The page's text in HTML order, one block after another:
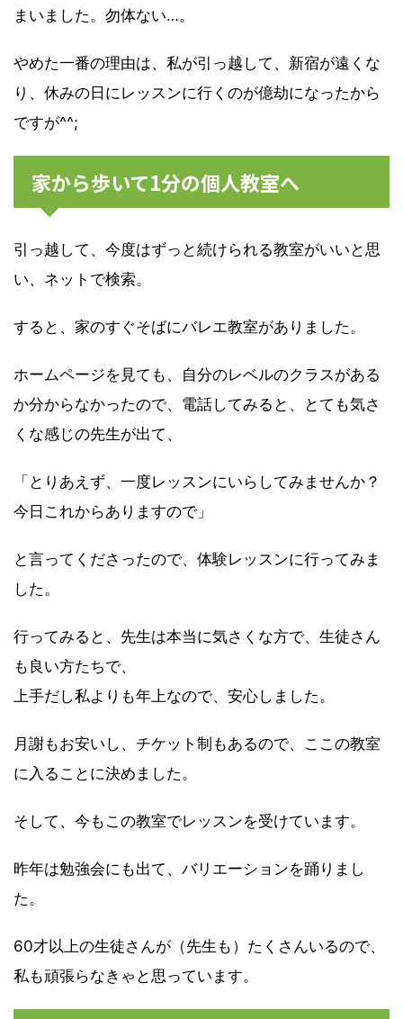
まいました。勿体ない…。
やめた一番の理由は、私が引っ越して、新宿が遠くな
り、休みの日にレッスンに行くのが億劫になったから
ですが^^;
家から歩いて1分の個人教室へ
引っ越して、今度はずっと続けられる教室がいいと思
い、ネットで検索。
すると、家のすぐそばにバレエ教室がありました。
ホームページを見ても、自分のレベルのクラスがある
か分からなかったので、電話してみると、とても気さ
くな感じの先生が出て、
「とりあえず、一度レッスンにいらしてみませんか？
今日これからありますので」
と言ってくださったので、体験レッスンに行ってみま
した。
行ってみると、先生は本当に気さくな方で、生徒さん
も良い方たちで、
上手だし私よりも年上なので、安心しました。
月謝もお安いし、チケット制もあるので、ここの教室
に入ることに決めました。
そして、今もこの教室でレッスンを受けています。
昨年は勉強会にも出て、バリエーションを踊りまし
た。
60才以上の生徒さんが（先生も）たくさんいるので、
私も頑張らなきゃと思っています。